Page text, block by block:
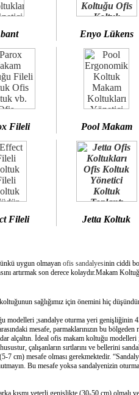
Enyo Lükens
Fileli Pool Makam
Fileli Jetta Koltuk
uygun olmayan ofis sandalyesinin ciddi
artırmak son derece kolaydır.Makam
sağlığımız için önemini hiç
modelleri ;sandalye oturma yeri genişliğinin
mesafe, parmaklarınızın bu
alçaltın. İdeal ofis makam koltuğu
çalışanların sırtlarını ve bellerini
cm) mesafe olması gerekmektedir.
Bu mesafe yoksa sandalyenizin
kısmı yeterli genişlikte (30-50 cm)